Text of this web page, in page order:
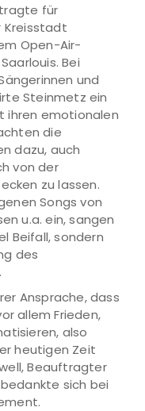
für
Kreisstadt
Open-Air-
Bei
und
Steinmetz ein
ihren emotionalen
die
dazu, auch
von der
zu lassen.
Songs von
u.a. ein, sangen
Beifall, sondern
des
Ansprache, dass
allem Frieden,
also
heutigen Zeit
Beauftragter
sich bei